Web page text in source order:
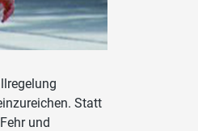
Statt
und